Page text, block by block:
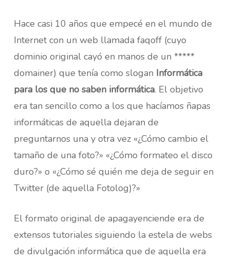
Hace casi 10 años que empecé en el mundo de
Internet con un web llamada faqoff (cuyo
dominio original cayó en manos de un *****
domainer) que tenía como slogan Informática
para los que no saben informática. El objetivo
era tan sencillo como a los que hacíamos ñapas
informáticas de aquella dejaran de
preguntarnos una y otra vez «¿Cómo cambio el
tamaño de una foto?» «¿Cómo formateo el disco
duro?» o «¿Cómo sé quién me deja de seguir en
Twitter (de aquella Fotolog)?»
El formato original de apagayenciende era de
extensos tutoriales siguiendo la estela de webs
de divulgación informática que de aquella era